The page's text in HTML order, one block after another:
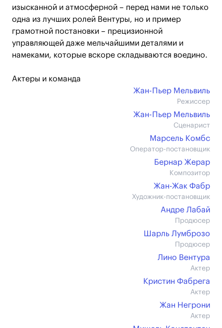
изысканной и атмосферной – перед нами не только
одна из лучших ролей Вентуры, но и пример
грамотной постановки – прецизионной
управляющей даже мельчайшими деталями и
намеками, которые вскоре складываются воедино.
Актеры и команда
Жан-Пьер Мельвиль
Режиссер
Жан-Пьер Мельвиль
Сценарист
Марсель Комбс
Оператор-постановщик
Бернар Жерар
Композитор
Жан-Жак Фабр
Художник-постановщик
Андре Лабай
Продюсер
Шарль Лумброзо
Продюсер
Лино Вентура
Актер
Кристин Фабрега
Актер
Жан Негрони
Актер